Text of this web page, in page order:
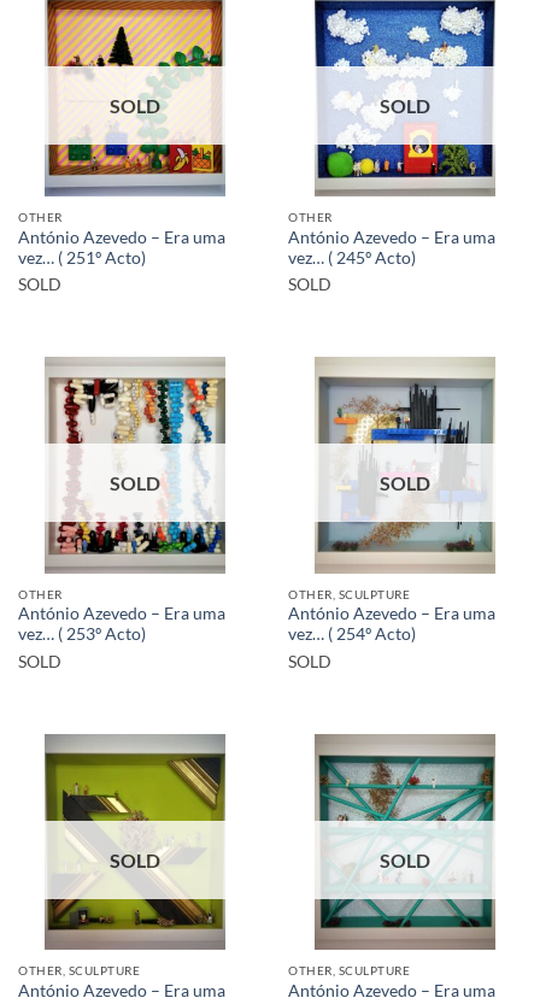
SOLD
OTHER
António Azevedo – Era uma
vez… ( 251º Acto)
SOLD
SOLD
OTHER
António Azevedo – Era uma
vez… ( 245º Acto)
SOLD
SOLD
OTHER
António Azevedo – Era uma
vez… ( 253º Acto)
SOLD
SOLD
OTHER, SCULPTURE
António Azevedo – Era uma
vez… ( 254º Acto)
SOLD
SOLD
OTHER, SCULPTURE
António Azevedo – Era uma
SOLD
OTHER, SCULPTURE
António Azevedo – Era uma